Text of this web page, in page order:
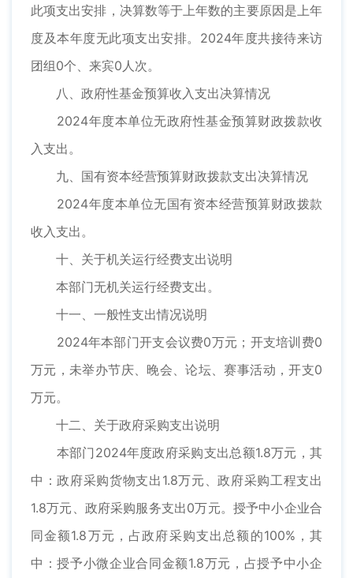
此项支出安排，决算数等于上年数的主要原因是上年
度及本年度无此项支出安排。2024年度共接待来访
团组0个、来宾0人次。
八、政府性基金预算收入支出决算情况
2024年度本单位无政府性基金预算财政拨款收
入支出。
九、国有资本经营预算财政拨款支出决算情况
2024年度本单位无国有资本经营预算财政拨款
收入支出。
十、关于机关运行经费支出说明
本部门无机关运行经费支出。
十一、一般性支出情况说明
2024年本部门开支会议费0万元；开支培训费0
万元，未举办节庆、晚会、论坛、赛事活动，开支0
万元。
十二、关于政府采购支出说明
本部门2024年度政府采购支出总额1.8万元，其
中：政府采购货物支出1.8万元、政府采购工程支出
1.8万元、政府采购服务支出0万元。授予中小企业合
同金额1.8万元，占政府采购支出总额的100%，其
中：授予小微企业合同金额1.8万元，占授予中小企